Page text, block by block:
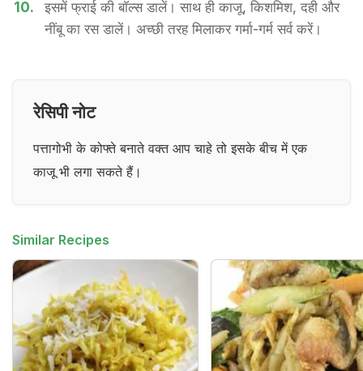
10.
इसमें फ्राई की बॉल्स डालें। साथ ही काजू, किशमिश, दही और
नींबू का रस डालें। अच्छी तरह मिलाकर गर्मा-गर्म सर्व करें।
रेसिपी नोट
पत्तागोभी के कोफ्ते बनाते वक्त आप चाहे तो इसके बीच में एक
काजू भी लगा सकते हैं।
Similar Recipes